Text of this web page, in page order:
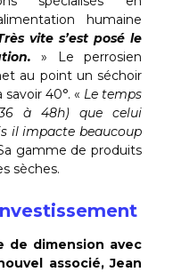
humaine
vite s’est posé le
» Le perrosien
au point un séchoir
40°. « Le temps
à 48h) que celui
il impacte beaucoup
gamme de produits
sèches.
de dimension avec
associé, Jean